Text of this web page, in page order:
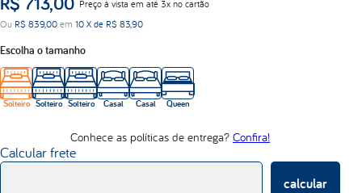
Preço à vista em até 3x no cartão
Ou R$ 839,00 em 10 X de R$ 83,90
Escolha o tamanho
Solteiro Solteiro Solteiro Casal Casal Queen
Conhece as políticas de entrega? Confira!
Calcular frete
calcular
lumi